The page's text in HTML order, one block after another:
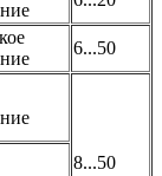
6...50
8...50